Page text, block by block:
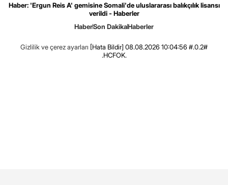
Haber: 'Ergun Reis A' gemisine Somali'de uluslararası balıkçılık lisansı
verildi - Haberler
HaberSon DakikaHaberler
Gizlilik ve çerez ayarları [Hata Bildir] 08.08.2026 10:04:56 #.0.2#
.HCFOK.